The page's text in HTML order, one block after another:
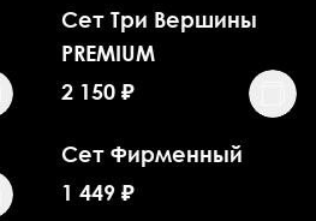
Сет Три Вершины
PREMIUM
2 150 ₽
Сет Фирменный
1 449 ₽